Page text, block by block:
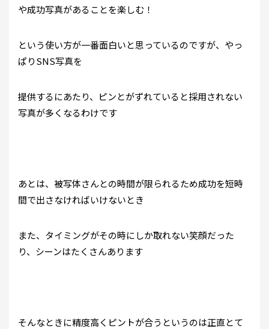
や成功写真があることを楽しむ！
という使い方が一番面白いと思っているのですが、やっ
ぱりSNS写真を
提供するにあたり、ピンとがずれていると採用されない
写真が多くなるわけです
あとは、被写体さんとの時間が限られるため成功を短時
間で出さなければいけないとき
また、タイミングがその時にしか取れない笑顔だった
り、シーンはたくさんあります
そんなときに精度高くピントが合うというのは正直とて